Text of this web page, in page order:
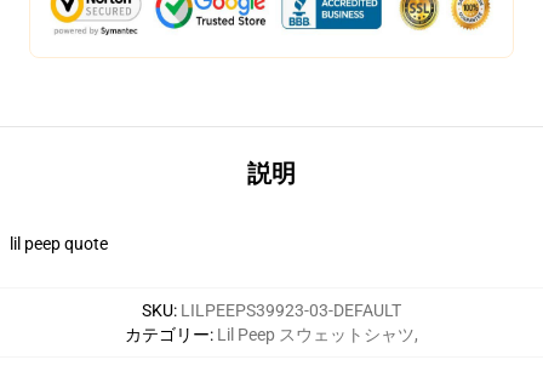
説明
lil peep quote
SKU: LILPEEPS39923-03-DEFAULT
カテゴリー: Lil Peep スウェットシャツ,